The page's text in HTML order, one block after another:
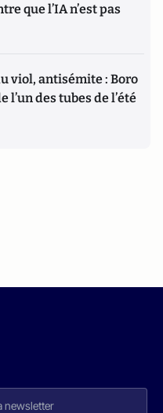
que l’IA n’est pas
viol, antisémite : Boro
l’un des tubes de l’été